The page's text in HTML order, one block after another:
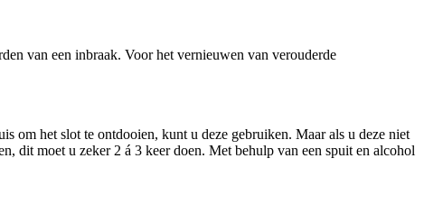
van een inbraak. Voor het vernieuwen van verouderde
om het slot te ontdooien, kunt u deze gebruiken. Maar als u deze niet
dit moet u zeker 2 á 3 keer doen. Met behulp van een spuit en alcohol